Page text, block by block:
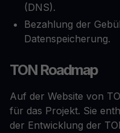
(DNS).
Bezahlung der
Datenspeicherung.
TON Roadmap
Auf der Website von
für das Projekt. Sie
der Entwicklung der